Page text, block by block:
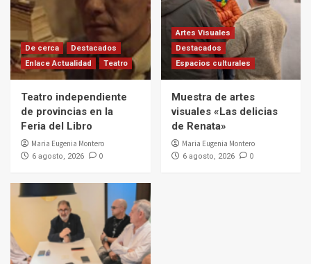
De cerca
Destacados
Enlace Actualidad
Teatro
Teatro independiente
de provincias en la
Feria del Libro
Maria Eugenia Montero
6 agosto, 2026 0
Artes Visuales
Destacados
Espacios culturales
Muestra de artes
visuales «Las delicias
de Renata»
Maria Eugenia Montero
6 agosto, 2026 0